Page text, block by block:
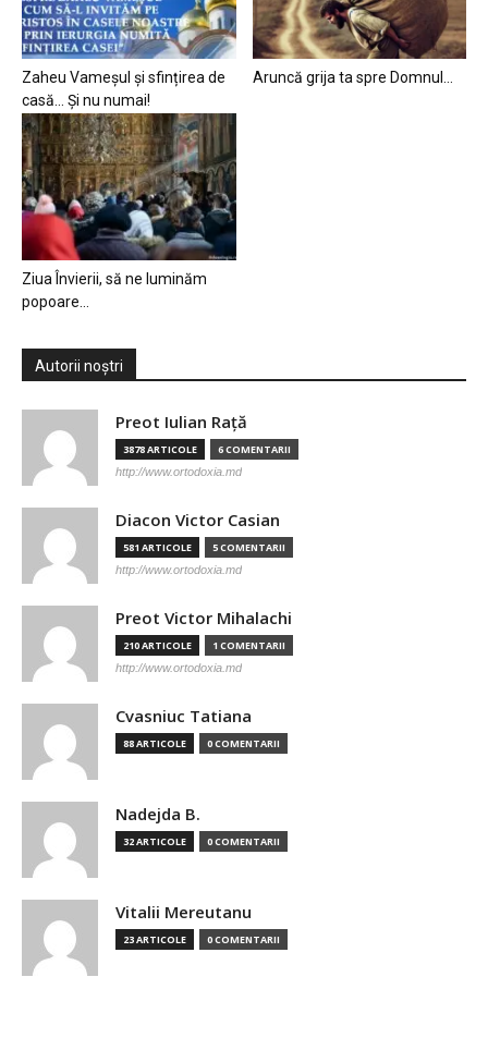
Zaheu Vameșul și sfințirea de
casă… Și nu numai!
Aruncă grija ta spre Domnul…
Ziua Învierii, să ne luminăm
popoare…
Autorii noștri
Preot Iulian Raţă
3878 ARTICOLE 6 COMENTARII
http://www.ortodoxia.md
Diacon Victor Casian
581 ARTICOLE 5 COMENTARII
http://www.ortodoxia.md
Preot Victor Mihalachi
210 ARTICOLE 1 COMENTARII
http://www.ortodoxia.md
Cvasniuc Tatiana
88 ARTICOLE 0 COMENTARII
Nadejda B.
32 ARTICOLE 0 COMENTARII
Vitalii Mereutanu
23 ARTICOLE 0 COMENTARII